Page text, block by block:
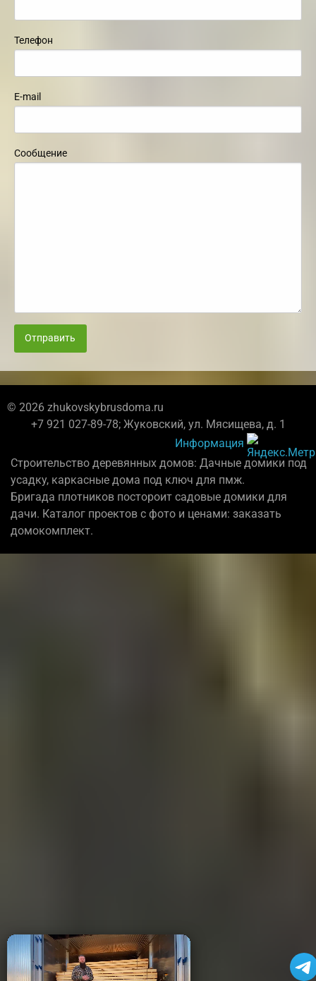
Телефон
E-mail
Сообщение
Отправить
© 2026 zhukovskybrusdoma.ru
+7 921 027-89-78; Жуковский, ул. Мясищева, д. 1
Информация
Строительство деревянных домов: Дачные домики под
усадку, каркасные дома под ключ для пмж.
Бригада плотников постороит садовые домики для
дачи. Каталог проектов с фото и ценами: заказать
домокомплект.